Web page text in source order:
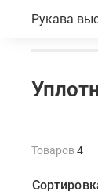
Рукава
Товаров 4